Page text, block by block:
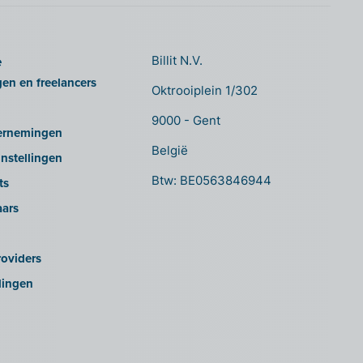
en freelancers
Billit N.V.
Oktrooiplein 1/302
9000 - Gent
België
Btw: BE0563846944